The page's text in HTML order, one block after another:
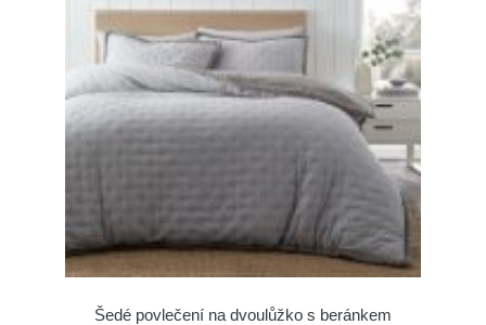
Šedé povlečení na dvoulůžko s beránkem